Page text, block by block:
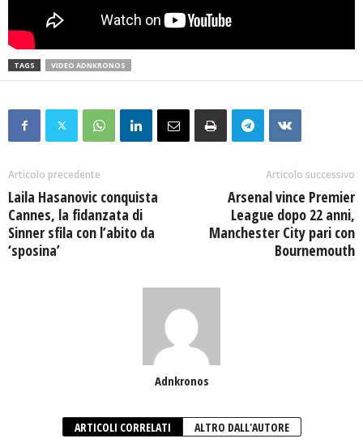
TAGS VIDEO ADNKRONOS
Articolo precedente
Laila Hasanovic conquista
Cannes, la fidanzata di
Sinner sfila con l’abito da
‘sposina’
Articolo successivo
Arsenal vince Premier
League dopo 22 anni,
Manchester City pari con
Bournemouth
Adnkronos
ARTICOLI CORRELATI ALTRO DALL'AUTORE